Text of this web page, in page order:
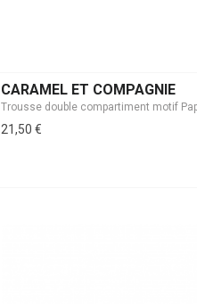
CARAMEL ET COMPAGNIE
21,50 €